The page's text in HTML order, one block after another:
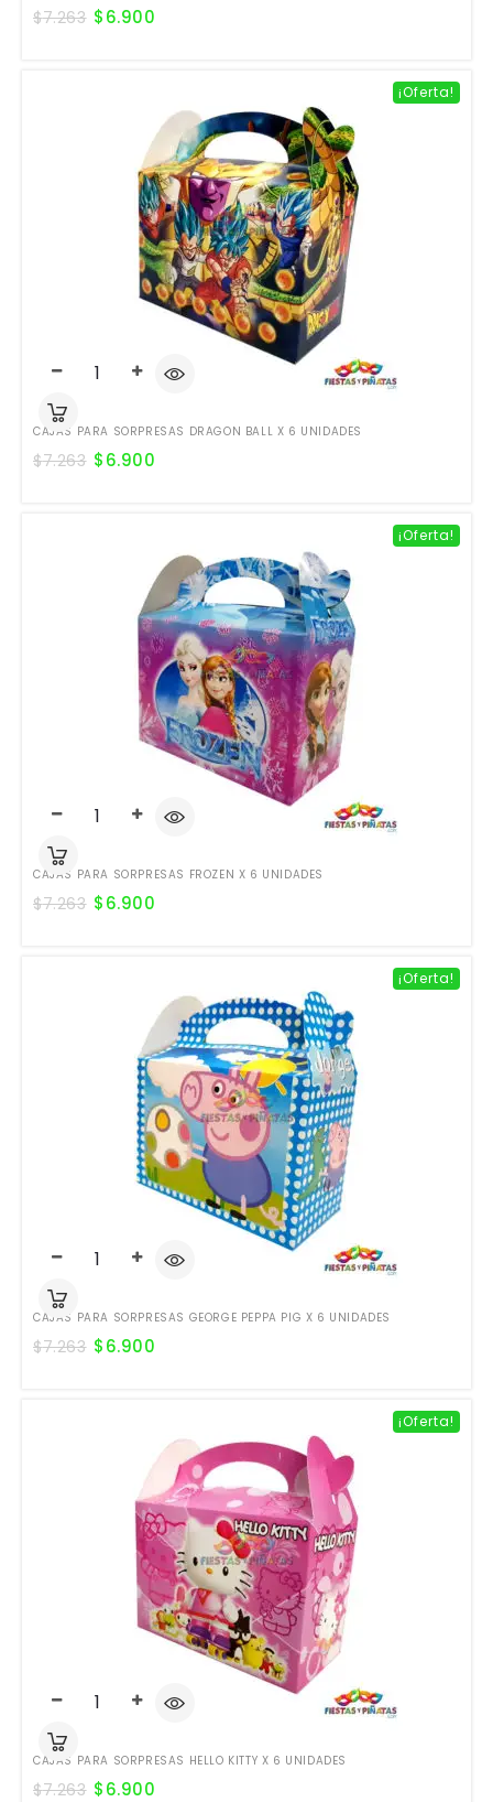
$7.263 $6.900
¡Oferta!
CAJAS PARA SORPRESAS DRAGON BALL X 6 UNIDADES
$7.263 $6.900
¡Oferta!
CAJAS PARA SORPRESAS FROZEN X 6 UNIDADES
$7.263 $6.900
¡Oferta!
CAJAS PARA SORPRESAS GEORGE PEPPA PIG X 6 UNIDADES
$7.263 $6.900
¡Oferta!
CAJAS PARA SORPRESAS HELLO KITTY X 6 UNIDADES
$7.263 $6.900